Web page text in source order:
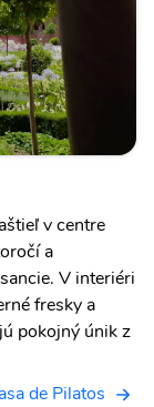
v centre
a
V interiéri
fresky a
pokojný únik z
de Pilatos